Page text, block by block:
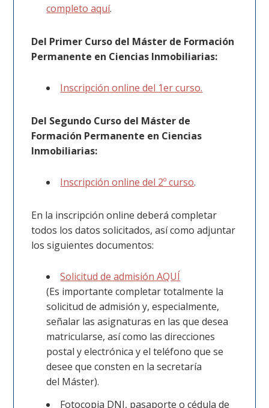
completo aquí.
Del Primer Curso del Máster de Formación
Permanente en Ciencias Inmobiliarias:
Inscripción online del 1er curso.
Del Segundo Curso del Máster de
Formación Permanente en Ciencias
Inmobiliarias:
Inscripción online del 2º curso.
En la inscripción online deberá completar
todos los datos solicitados, así como adjuntar
los siguientes documentos:
Solicitud de admisión AQUÍ
(Es importante completar totalmente la
solicitud de admisión y, especialmente,
señalar las asignaturas en las que desea
matricularse, así como las direcciones
postal y electrónica y el teléfono que se
desee que consten en la secretaría
del Máster).
Fotocopia DNI, pasaporte o cédula de